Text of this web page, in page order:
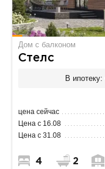
Дом с балконом
Стелс
В ипотеку:
цена сейчас
Цена с 16.08
Цена с 31.08
4 2